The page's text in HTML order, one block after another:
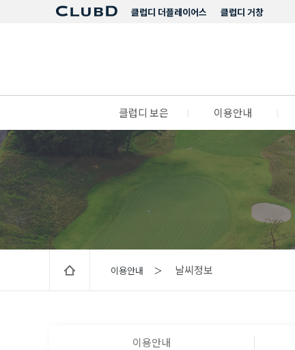
클럽디 거창
클럽디 더플레이어스
클럽디 보은 이용안내
이용안내 ＞ 날씨정보
이용안내